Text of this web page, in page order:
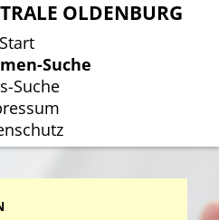
OLDENBURG
Start
Suche
Suche
OLDENBURG
Start
Suche
Suche